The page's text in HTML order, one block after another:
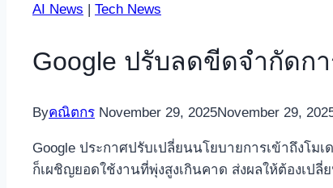
AI News | Tech News
Google ปรับลดขีดจำกัดก
Byคณิตกร November 29, 2025November 29,
Google ประกาศปรับเปลี่ยนนโยบายการเข้าถึงโม
ก็เผชิญยอดใช้งานที่พุ่งสูงเกินคาด ส่งผลให้ต้องเ